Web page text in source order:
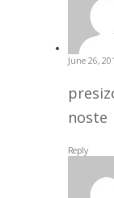
June 26,
noste
Reply